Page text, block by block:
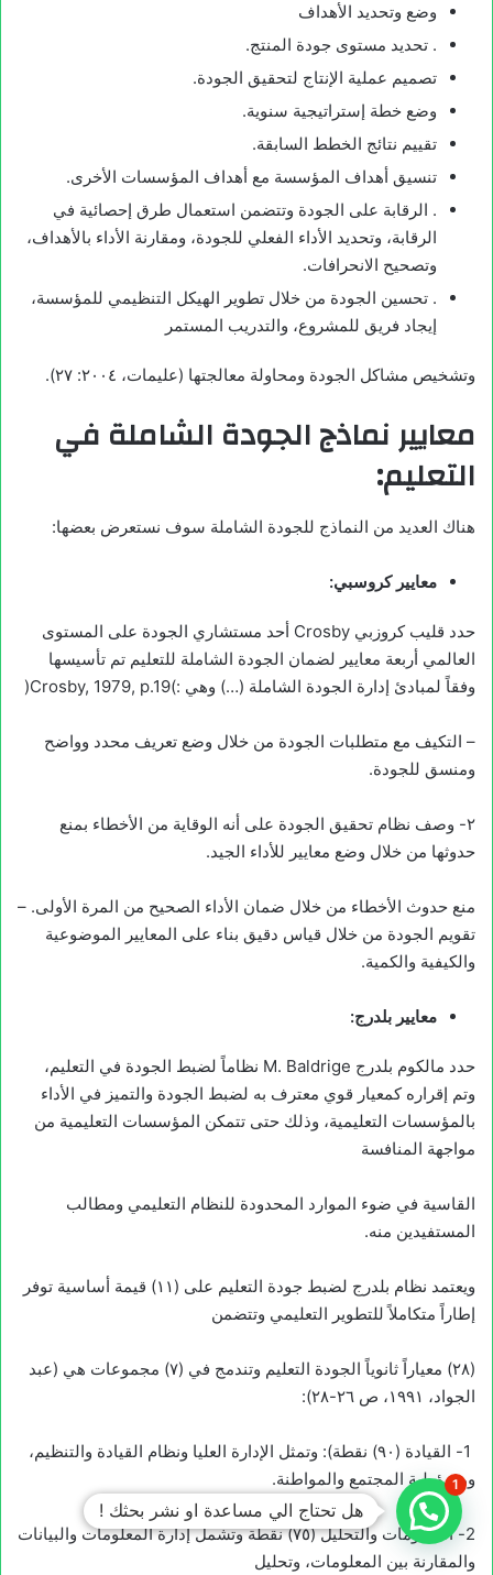
وضع وتحديد الأهداف
. تحديد مستوى جودة المنتج.
تصميم عملية الإنتاج لتحقيق الجودة.
وضع خطة إستراتيجية سنوية.
تقييم نتائج الخطط السابقة.
تنسيق أهداف المؤسسة مع أهداف المؤسسات الأخرى.
. الرقابة على الجودة وتتضمن استعمال طرق إحصائية في
الرقابة، وتحديد الأداء الفعلي للجودة، ومقارنة الأداء بالأهداف،
وتصحيح الانحرافات.
. تحسين الجودة من خلال تطوير الهيكل التنظيمي للمؤسسة،
إيجاد فريق للمشروع، والتدريب المستمر
وتشخيص مشاكل الجودة ومحاولة معالجتها (عليمات، ٢٠٠٤: ٢٧).
معايير نماذج الجودة الشاملة في
التعليم:
هناك العديد من النماذج للجودة الشاملة سوف نستعرض بعضها:
معايير كروسبي:
حدد قليب كروزبي Crosby أحد مستشاري الجودة على المستوى
العالمي أربعة معايير لضمان الجودة الشاملة للتعليم تم تأسيسها
وفقاً لمبادئ إدارة الجودة الشاملة (…) وهي :)Crosby, 1979, p.19(
– التكيف مع متطلبات الجودة من خلال وضع تعريف محدد وواضح
ومنسق للجودة.
٢- وصف نظام تحقيق الجودة على أنه الوقاية من الأخطاء بمنع
حدوثها من خلال وضع معايير للأداء الجيد.
منع حدوث الأخطاء من خلال ضمان الأداء الصحيح من المرة الأولى. –
تقويم الجودة من خلال قياس دقيق بناء على المعايير الموضوعية
والكيفية والكمية.
معايير بلدرج:
حدد مالكوم بلدرج M. Baldrige نظاماً لضبط الجودة في التعليم،
وتم إقراره كمعيار قوي معترف به لضبط الجودة والتميز في الأداء
بالمؤسسات التعليمية، وذلك حتى تتمكن المؤسسات التعليمية من
مواجهة المنافسة
القاسية في ضوء الموارد المحدودة للنظام التعليمي ومطالب
المستفيدين منه.
ويعتمد نظام بلدرج لضبط جودة التعليم على (۱۱) قيمة أساسية توفر
إطاراً متكاملاً للتطوير التعليمي وتتضمن
(۲۸) معياراً ثانوياً الجودة التعليم وتندمج في (۷) مجموعات هي (عبد
الجواد، ١٩٩١، ص ٢٦-٢٨):
1- القيادة (۹۰) نقطة): وتمثل الإدارة العليا ونظام القيادة والتنظيم،
ومسؤولية المجتمع والمواطنة.
2- المعلومات والتحليل (٧٥) نقطة وتشمل إدارة المعلومات والبيانات
والمقارنة بين المعلومات، وتحليل
هل تحتاج الي مساعدة او نشر بحثك !
1